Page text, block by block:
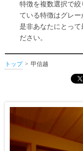
特徴を複数選択で
ている特徴はグレー
是非あなたにとって
ださい。
トップ 甲信越